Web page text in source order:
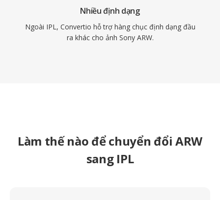
Nhiều định dạng
Ngoài IPL, Convertio hỗ trợ hàng chục định dạng đầu
ra khác cho ảnh Sony ARW.
Làm thế nào để chuyển đổi ARW
sang IPL